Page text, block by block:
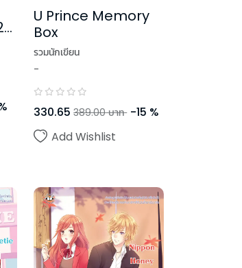
U Prince Memory
Box
รวมนักเขียน
-
330.65 389.00 บาท -15 %
Add Wishlist